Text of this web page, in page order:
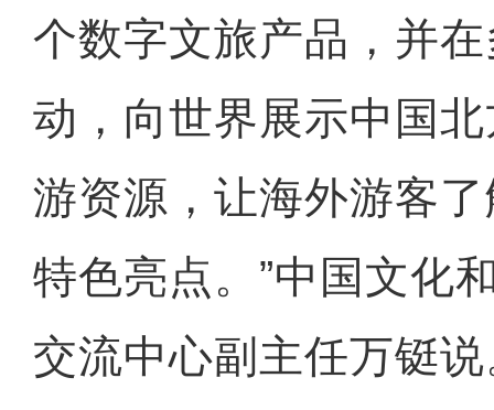
个数字文旅产品，并
动，向世界展示中国
游资源，让海外游客
特色亮点。”中国文化
交流中心副主任万铤